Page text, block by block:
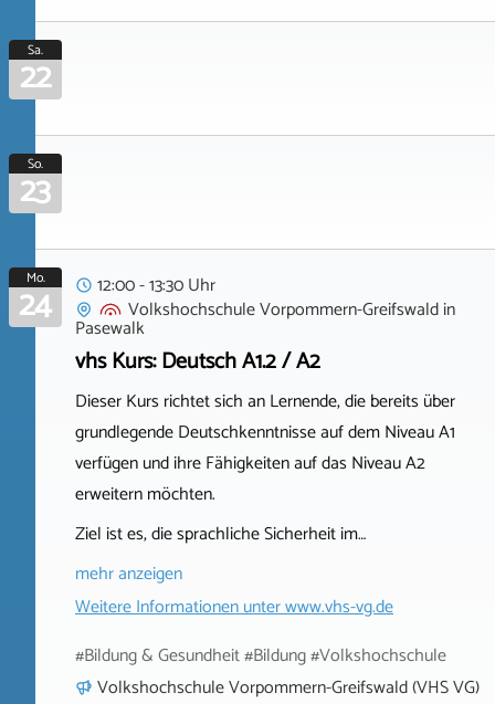
Sa.
22
So.
23
Mo.
24
12:00 - 13:30 Uhr
Volkshochschule Vorpommern-Greifswaldin
Pasewalk
vhs Kurs: Deutsch A1.2 / A2
Dieser Kurs richtet sich an Lernende, die bereits über
grundlegende Deutschkenntnisse auf dem Niveau A1
verfügen und ihre Fähigkeiten auf das Niveau A2
erweitern möchten.
Ziel ist es, die sprachliche Sicherheit im…
mehr anzeigen
Weitere Informationen unterwww.vhs-vg.de
#Bildung & Gesundheit #Bildung #Volkshochschule
Volkshochschule Vorpommern-Greifswald (VHS VG)